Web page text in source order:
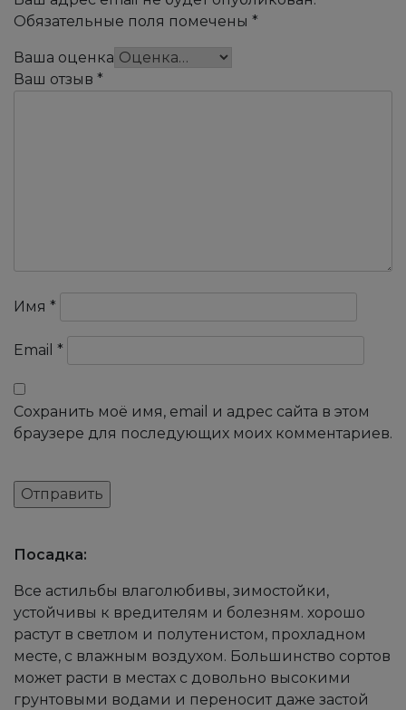
Обязательные поля помечены *
Ваша оценка
Ваш отзыв *
Имя *
Email *
Сохранить моё имя, email и адрес сайта в этом
браузере для последующих моих комментариев.
Посадка:
Все астильбы влаголюбивы, зимостойки,
устойчивы к вредителям и болезням. хорошо
растут в светлом и полутенистом, прохладном
месте, с влажным воздухом. Большинство сортов
может расти в местах с довольно высокими
грунтовыми водами и переносит даже застой